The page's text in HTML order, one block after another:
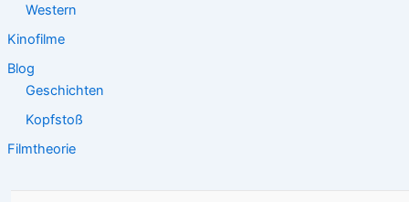
Western
Kinofilme
Blog
Geschichten
Kopfstoß
Filmtheorie